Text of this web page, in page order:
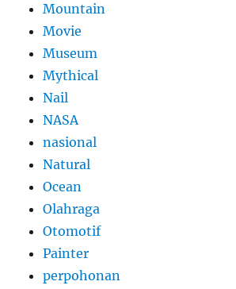
Mountain
Movie
Museum
Mythical
Nail
NASA
nasional
Natural
Ocean
Olahraga
Otomotif
Painter
perpohonan